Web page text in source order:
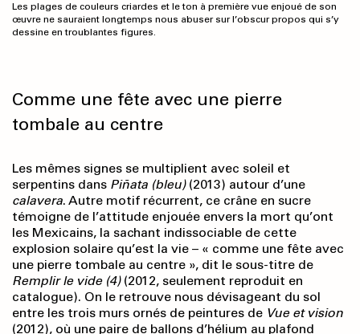
Les plages de couleurs criardes et le ton à première vue enjoué de son
œuvre ne sauraient longtemps nous abuser sur l’obscur propos qui s’y
dessine en troublantes figures.
Comme une fête avec une pierre
tombale au centre
Les mêmes signes se multiplient avec soleil et
serpentins dans Piñata (bleu) (2013) autour d’une
calavera. Autre motif récurrent, ce crâne en sucre
témoigne de l’attitude enjouée envers la mort qu’ont
les Mexicains, la sachant indissociable de cette
explosion solaire qu’est la vie – « comme une fête avec
une pierre tombale au centre », dit le sous-titre de
Remplir le vide (4) (2012, seulement reproduit en
catalogue). On le retrouve nous dévisageant du sol
entre les trois murs ornés de peintures de Vue et vision
(2012), où une paire de ballons d’hélium au plafond